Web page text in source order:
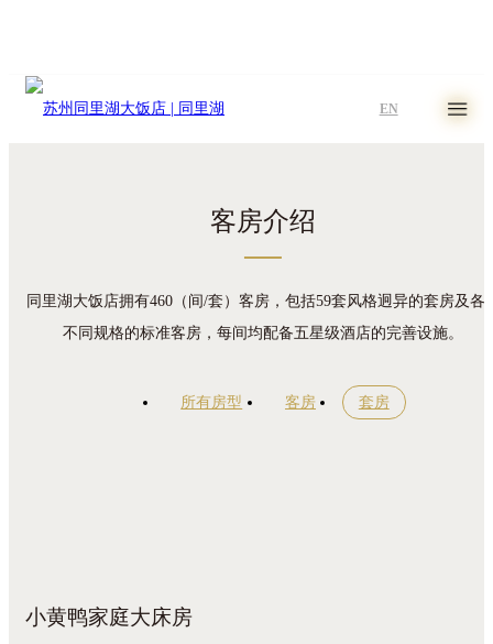
EN
客房介绍
同里湖大饭店拥有460（间/套）客房，包括59套风格迥异的套房及各
不同规格的标准客房，每间均配备五星级酒店的完善设施。
所有房型 客房 套房
小黄鸭家庭大床房